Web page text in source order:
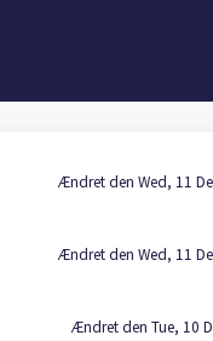
Ændret den Wed, 11
Ændret den Wed, 11
Ændret den Tue, 10